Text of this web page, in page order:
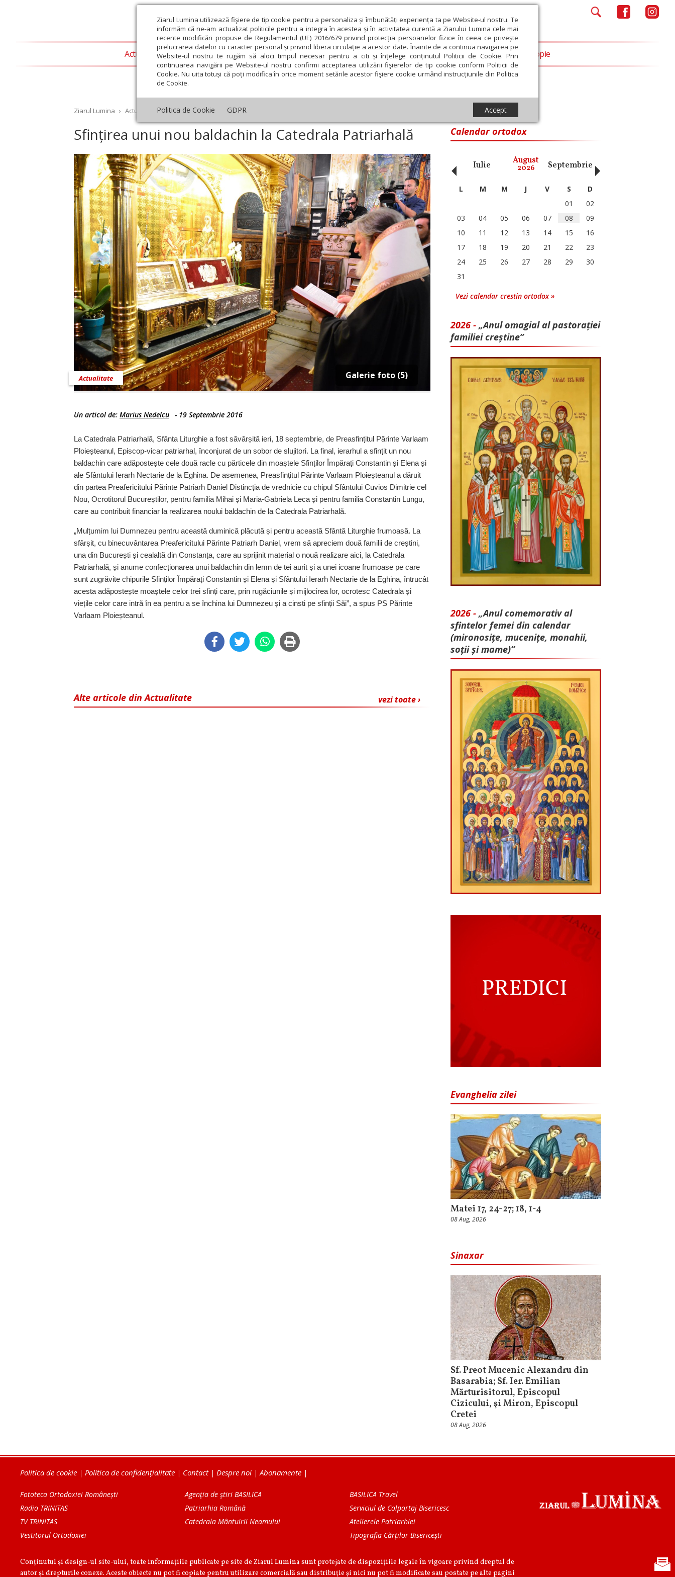
Ziarul Lumina utilizează fişiere de tip cookie pentru a personaliza și îmbunătăți experiența ta pe Website-ul nostru. Te
informăm că ne-am actualizat politicile pentru a integra în acestea și în activitatea curentă a Ziarului Lumina cele mai
recente modificări propuse de Regulamentul (UE) 2016/679 privind protecția persoanelor fizice în ceea ce privește
prelucrarea datelor cu caracter personal și privind libera circulație a acestor date. Înainte de a continua navigarea pe
Website-ul nostru te rugăm să aloci timpul necesar pentru a citi și înțelege conținutul Politicii de Cookie. Prin
continuarea navigării pe Website-ul nostru confirmi acceptarea utilizării fişierelor de tip cookie conform Politicii de
Cookie. Nu uita totuși că poți modifica în orice moment setările acestor fişiere cookie urmând instrucțiunile din Politica
de Cookie.
Politica de Cookie GDPR Accept
Actualitate religioasă Teologie și spiritualitate Educaţie și Cultură Societate Opinii Filantropie
Ziarul Lumina › Actualitate › Sfințirea unui nou baldachin la Catedrala Patriarhală
Sfințirea unui nou baldachin la Catedrala Patriarhală
Galerie foto (5)
Actualitate
Un articol de: Marius Nedelcu - 19 Septembrie 2016
La Catedrala Patriarhală, Sfânta Liturghie a fost săvârșită ieri, 18 septembrie, de Prea­sfințitul Părinte Varlaam
Ploieș­teanul, Episcop-vicar patriarhal, înconjurat de un sobor de slujitori. La final, ierarhul a sfințit un nou
baldachin care adă­postește cele două racle cu părticele din moaștele Sfinților Împărați Constantin și Elena și
ale Sfântului Ierarh Nectarie de la Eghina. De asemenea, Prea­sfințitul Părinte Varlaam Ploieș­teanul a dăruit
din partea Preafericitului Părinte Patriarh Daniel Distincția de vrednicie cu chipul Sfântului Cuvios Dimitrie cel
Nou, Ocrotitorul Bucureștilor, pentru familia Mihai și Ma­ria-Gabriela Leca și pentru familia Constantin Lungu,
care au contribuit financiar la realizarea noului baldachin de la Catedrala Patriarhală.
„Mulțumim lui Dumnezeu pentru această duminică plăcută și pentru această Sfântă Liturghie frumoasă. La
sfârșit, cu binecuvântarea Preafericitului Părinte Patriarh Daniel, vrem să apreciem două familii de creștini,
una din București și cealaltă din Constanța, care au sprijinit material o nouă realizare aici, la Catedrala
Patriarhală, și anume confecționarea unui baldachin din lemn de tei aurit și a unei icoane frumoase pe care
sunt zugrăvite chipurile Sfinților Împă­rați Constantin și Elena și Sfântului Ierarh Nectarie de la Eghina, întrucât
acesta adăpostește moaștele celor trei sfinți care, prin rugăciunile și mijlocirea lor, ocrotesc Catedrala și
viețile celor care intră în ea pentru a se închina lui Dumnezeu și a cinsti pe sfinții Săi”, a spus PS Părinte
Varlaam Ploieșteanul.
vezi toate ›
Alte articole din Actualitate
Calendar ortodox
Octombrie Noiembrie Decembrie Ianuarie Februarie Martie Aprilie Mai Iunie Iulie August
2026 Septembrie Octombrie
‹ L M M J V S
D
01
02
03
04 05 06 07 08
09
10
11 12 13 14 15
16
17
18 19 20 21 22
23
24
25 26 27 28 29
30
31
Vezi calendar crestin ortodox »
2026 - „Anul omagial al pastorației
familiei creștine”
2026 - „Anul comemorativ al
sfintelor femei din calendar
(mironosițe, mu­cenițe, monahii,
soții și mame)”
Evanghelia zilei
Matei 17, 24-27; 18, 1-4
08 Aug, 2026
Sinaxar
Sf. Preot Mucenic Alexandru din
Basarabia; Sf. Ier. Emilian
Mărturisitorul, Episcopul
Cizicului, şi Miron, Episcopul
Cretei
08 Aug, 2026
Politica de cookie | Politica de confidențialitate | Contact| Despre noi |Abonamente |
Fototeca Ortodoxiei Românești
Radio TRINITAS
TV TRINITAS
Vestitorul Ortodoxiei
Agenţia de ştiri BASILICA
Patriarhia Română
Catedrala Mântuirii Neamului
BASILICA Travel
Serviciul de Colportaj Bisericesc
Atelierele Patriarhiei
Tipografia Cărţilor Bisericeşti
Conținutul și design-ul site-ului, toate informaţiile publicate pe site de Ziarul Lumina sunt protejate de dispoziţiile legale în vigoare privind dreptul de
autor şi drepturile conexe. Aceste obiecte nu pot fi copiate pentru utilizare comercială sau distribuţie şi nici nu pot fi modificate sau postate pe alte pagini